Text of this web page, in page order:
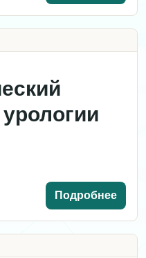
Подробнее